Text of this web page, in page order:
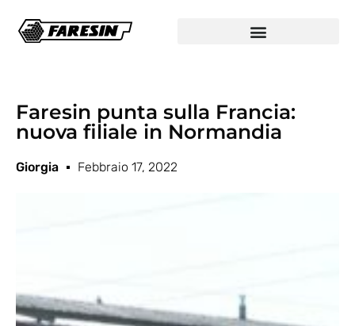
Faresin punta sulla Francia:
nuova filiale in Normandia
Giorgia Febbraio 17, 2022